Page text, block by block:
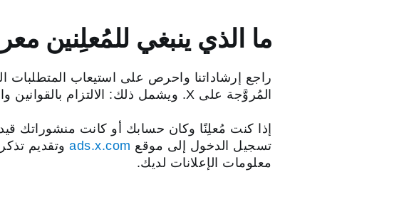
ما الذي ينبغي للمُعلِنين
راجع إرشاداتنا واحرص على استيعاب المتطلبات
المُروَّجة على X. ويشمل ذلك: الالتزام بالقوانين واللوائح المعمول بها فيما يتعلق بالإعلانات.
إذا كنت مُعلِنًا وكان حسابك أو كانت منشوراتك
تسجيل الدخول إلى موقع ads.x.comوتقديم
معلومات الإعلانات لديك.